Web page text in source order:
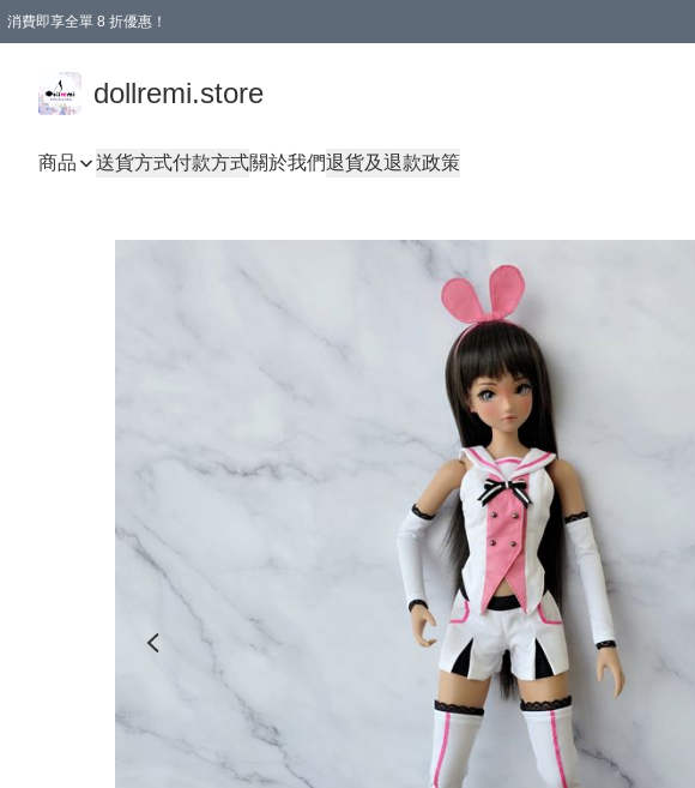
消費即享全單 8 折優惠！
dollremi.store
商品 送貨方式付款方式關於我們退貨及退款政策